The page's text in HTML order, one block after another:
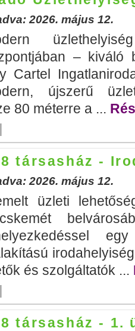
2026. május 12.
– kiváló
Cartel
újszerű
80 méterre a ...
társasház -
2026. május 12.
üzleti
és szolgáltatók ...
társasház - 1.